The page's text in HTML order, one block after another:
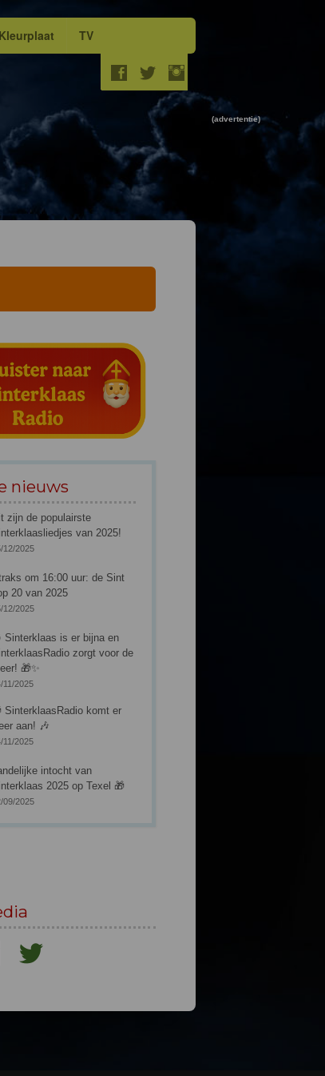
Kleurplaat TV
(advertentie)
nieuws
zijn de populairste
van 2025!
12/2025
om 16:00 uur: de Sint
20 van 2025
12/2025
Sinterklaas is er bijna en
zorgt voor de
🎁✨
11/2025
SinterklaasRadio komt er
aan! 🎶
11/2025
intocht van
2025 op Texel 🎁
09/2025